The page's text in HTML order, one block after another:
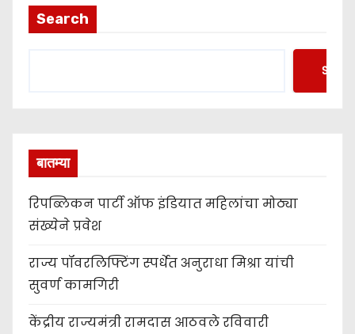
Search
बातम्या
रिपब्लिकन पार्टी ऑफ इंडियात महिलांचा मोठ्या
संख्येने प्रवेश
राज्य पॉवरलिफ्टिंग स्पर्धेत अनुराधा मिश्रा यांची
सुवर्ण कामगिरी
केंद्रीय राज्यमंत्री रामदास आठवले रविवारी